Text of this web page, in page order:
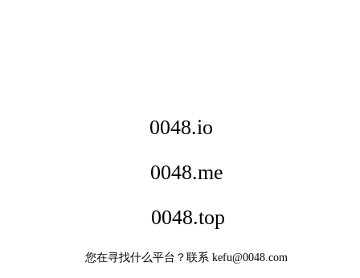
0048.io
0048.me
0048.top
您在寻找什么平台？联系 kefu@0048.com